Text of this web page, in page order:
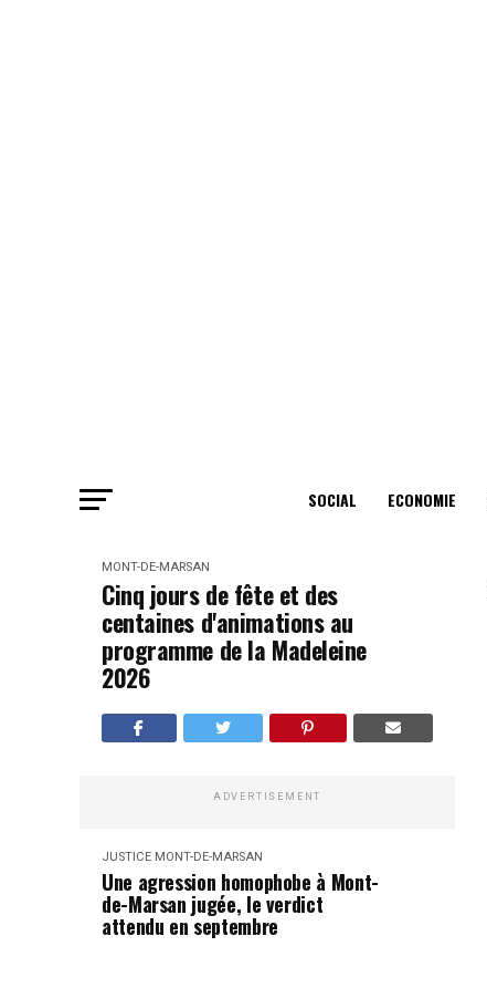
SOCIAL ECONOMIE
MONT-DE-MARSAN
Cinq jours de fête et des
centaines d'animations au
programme de la Madeleine
2026
ADVERTISEMENT
JUSTICE MONT-DE-MARSAN
Une agression homophobe à Mont-
de-Marsan jugée, le verdict
attendu en septembre